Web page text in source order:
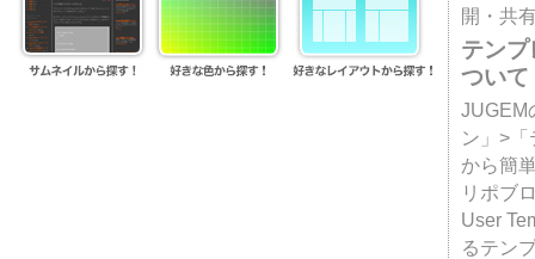
開・共
テン
ついて
JUGEM
ン」>
から簡
リポブ
User
るテン